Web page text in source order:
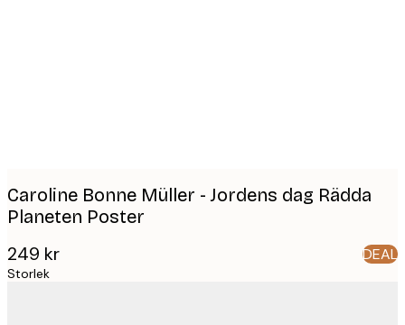
Caroline Bonne Müller - Jordens dag Rädda
Planeten Poster
249 kr DEAL
Storlek